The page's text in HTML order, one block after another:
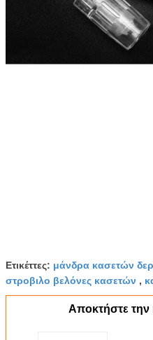
Ετικέττες: μάνδρα κασετών
στροβιλο βελόνες κασετών ,
Αποκτήστε την